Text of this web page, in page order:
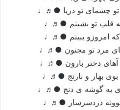
تو چشمای تو دریا ●♬♩
قلب تو بشینم ●♬♩
امروزو ببینم ●♬♩
مرد تو مجنون ●♬♩
آهای دختر بارون ●♬♩
بوی بهار و نارنج ●♬♩
یه گوشه ی دنج ●♬♩
دردسرساز ●♬♩